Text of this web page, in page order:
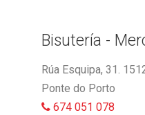
Bisutería -
Rúa Esquipa, 31.
Ponte do Porto
674 051 078